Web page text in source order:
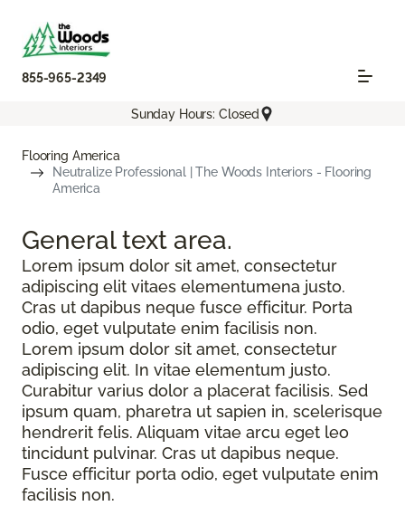
855-965-2349
Sunday Hours: Closed
Flooring America
Neutralize Professional | The Woods Interiors - Flooring
America
General text area.
Lorem ipsum dolor sit amet, consectetur
adipiscing elit vitaes elementumena justo.
Cras ut dapibus neque fusce efficitur. Porta
odio, eget vulputate enim facilisis non.
Lorem ipsum dolor sit amet, consectetur
adipiscing elit. In vitae elementum justo.
Curabitur varius dolor a placerat facilisis. Sed
ipsum quam, pharetra ut sapien in, scelerisque
hendrerit felis. Aliquam vitae arcu eget leo
tincidunt pulvinar. Cras ut dapibus neque.
Fusce efficitur porta odio, eget vulputate enim
facilisis non.